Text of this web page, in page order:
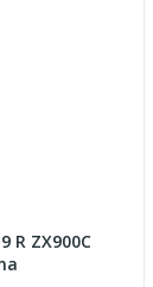
R ZX900C